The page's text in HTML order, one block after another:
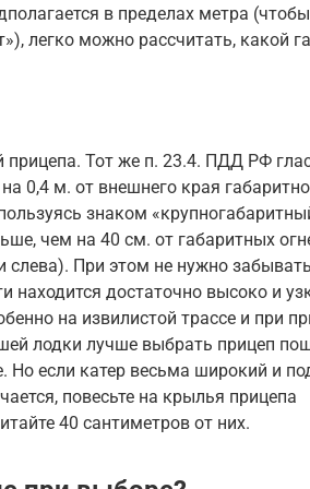
в пределах метра
легко можно рассчитать, какой
Тот же п. 23.4. ПДД РФ
0,4 м. от внешнего края
знаком
чем на 40 см. от габаритных
слева). При этом не нужно
находится достаточно высоко и
на извилистой трассе и при
лодки лучше выбрать прицеп
Но если катер весьма широкий и
повесьте на крылья прицепа
40 сантиметров от них.